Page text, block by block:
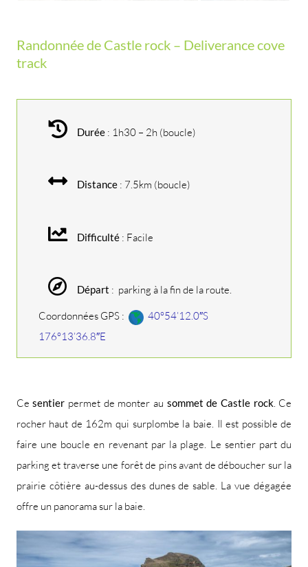
Randonnée de Castle rock – Deliverance cove
track
Durée: 1h30 – 2h (boucle)
Distance: 7.5km (boucle)
Difficulté: Facile
Départ : parking à la fin de la route.
Coordonnées GPS :
40°54’12.0″S
176°13’36.8″E
Cesentier permet de monter au sommet de Castle rock. Ce
rocher haut de 162m qui surplombe la baie. Il est possible de
faire une boucle en revenant par la plage. Le sentier part du
parking et traverse une forêt de pins avant de déboucher sur la
prairie côtière au-dessus des dunes de sable. La vue dégagée
offre un panorama sur la baie.